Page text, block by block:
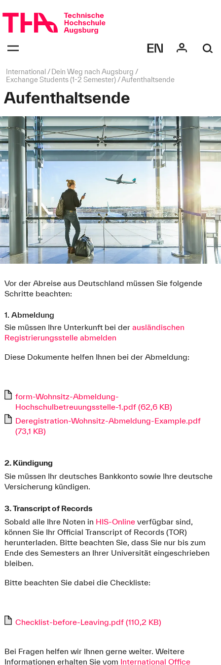
überspringen
bestätigen
des
Menüs
Seitenpfad:
International
Dein Weg nach Augsburg
Exchange Students (1-2 Semester)
Aufenthaltsende
Aufenthaltsende
Vor der Abreise aus Deutschland müssen Sie folgende
Schritte beachten:
1. Abmeldung
Sie müssen Ihre Unterkunft bei der ausländischen
Registrierungsstelle abmelden
Diese Dokumente helfen Ihnen bei der Abmeldung:
form-Wohnsitz-Abmeldung-
Hochschulbetreuungsstelle-1.pdf (62,6 KB)
Deregistration-Wohnsitz-Abmeldung-Example.pdf
(73,1 KB)
2. Kündigung
Sie müssen Ihr deutsches Bankkonto sowie Ihre deutsche
Versicherung kündigen.
3. Transcript of Records
Sobald alle Ihre Noten in HIS-Onlineverfügbar sind,
können Sie Ihr Official Transcript of Records (TOR)
herunterladen. Bitte beachten Sie, dass Sie nur bis zum
Ende des Semesters an Ihrer Universität eingeschrieben
bleiben.
Bitte beachten Sie dabei die Checkliste:
Checklist-before-Leaving.pdf (110,2 KB)
Bei Fragen helfen wir Ihnen gerne weiter. Weitere
Informationen erhalten Sie vom International Office